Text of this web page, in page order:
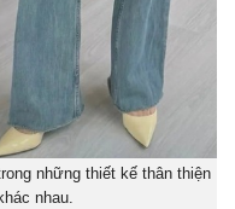
những thiết kế thân thiện
nhau.